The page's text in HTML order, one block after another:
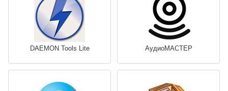
DAEMON Tools Lite АудиоМАСТЕР